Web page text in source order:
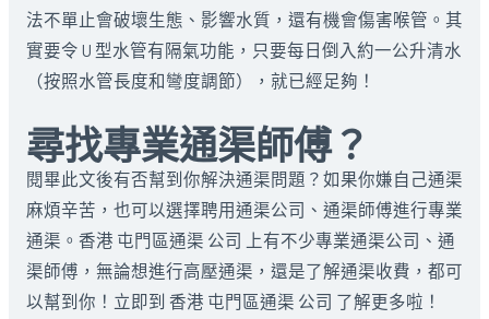
法不單止會破壞生態、影響水質，還有機會傷害喉管。其
實要令 U 型水管有隔氣功能，只要每日倒入約一公升清水
（按照水管長度和彎度調節），就已經足夠！
尋找專業通渠師傅？
閱畢此文後有否幫到你解決通渠問題？如果你嫌自己通渠
麻煩辛苦，也可以選擇聘用通渠公司、通渠師傅進行專業
通渠。香港 屯門區通渠 公司 上有不少專業通渠公司、通
渠師傅，無論想進行高壓通渠，還是了解通渠收費，都可
以幫到你！立即到 香港 屯門區通渠 公司 了解更多啦！